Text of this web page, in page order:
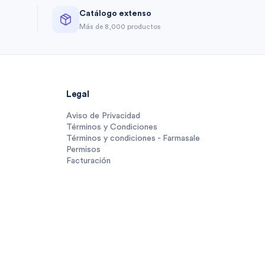
Catálogo extenso
Más de 8,000 productos
Legal
Aviso de Privacidad
Términos y Condiciones
Términos y condiciones - Farmasale
Permisos
Facturación